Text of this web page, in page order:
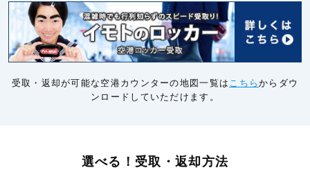
受取・返却が可能な空港カウンターの地図一覧は こちらからダウ
ンロードしていただけます。
選べる！受取・返却方法